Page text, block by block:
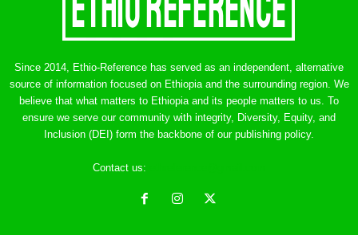
Since 2014, Ethio-Reference has served as an independent, alternative
source of information focused on Ethiopia and the surrounding region. We
believe that what matters to Ethiopia and its people matters to us. To
ensure we serve our community with integrity, Diversity, Equity, and
Inclusion (DEI) form the backbone of our publishing policy.
Contact us: